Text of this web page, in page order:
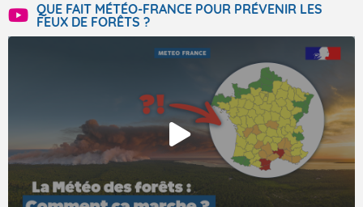
QUE FAIT MÉTÉO-FRANCE POUR PRÉVENIR LES
FEUX DE FORÊTS ?